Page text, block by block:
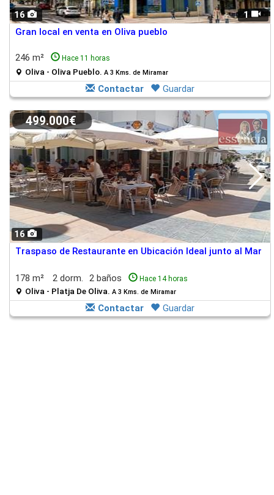
16 1
Gran local en venta en Oliva pueblo
246 m² Hace 11 horas
Oliva - Oliva Pueblo. A 3 Kms. de Miramar
Contactar Guardar
16
499.000€
Traspaso de Restaurante en Ubicación Ideal junto al Mar
178 m² 2 dorm. 2 baños Hace 14 horas
Oliva - Platja De Oliva. A 3 Kms. de Miramar
Contactar Guardar